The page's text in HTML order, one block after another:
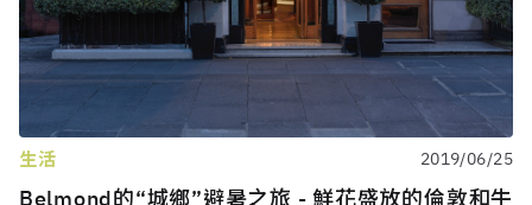
生活 2019/06/25
Belmond的“城鄉”避暑之旅 - 鮮花盛放的倫敦和牛